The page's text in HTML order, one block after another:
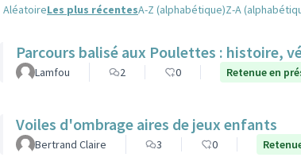
AléatoireLes plus récentesA-Z (alphabétique)Z-A
Parcours balisé aux Poulettes : histoire,
Lamfou 2 0 Retenue en
Voiles d'ombrage aires de jeux enfants
Bertrand Claire 3 0